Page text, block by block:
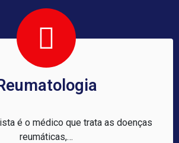
é o médico que trata as doenças
reumáticas,…